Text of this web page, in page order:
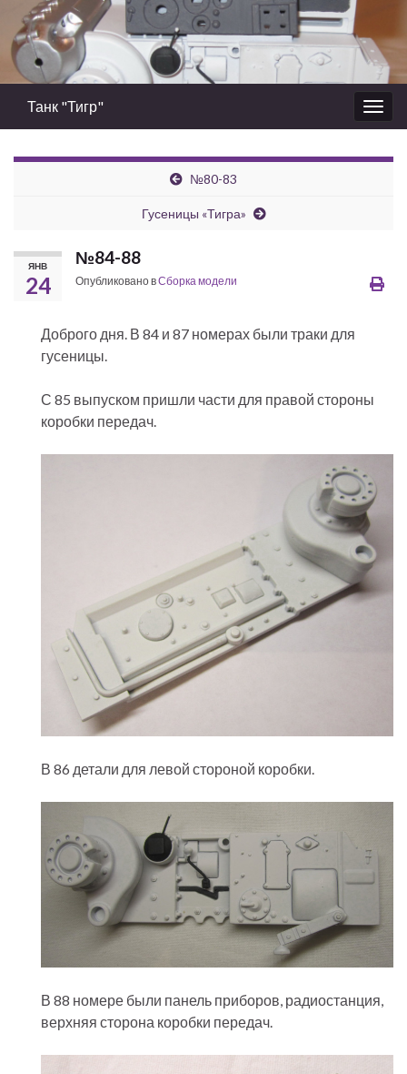
Вкл/
выкл
Танк "Тигр"
№80-83
Гусеницы «Тигра»
ЯНВ
24
№84-88
Опубликовано вСборка модели
Доброго дня. В 84 и 87 номерах были траки для
гусеницы.
С 85 выпуском пришли части для правой стороны
коробки передач.
В 86 детали для левой стороной коробки.
В 88 номере были панель приборов, радиостанция,
верхняя сторона коробки передач.